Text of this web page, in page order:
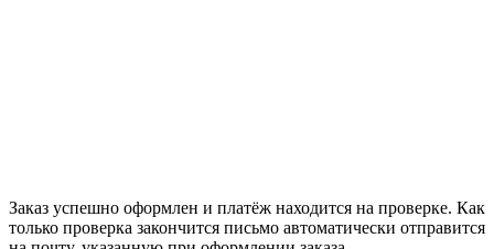
Заказ успешно оформлен и платёж находится на проверке. Как
только проверка закончится письмо автоматически отправится